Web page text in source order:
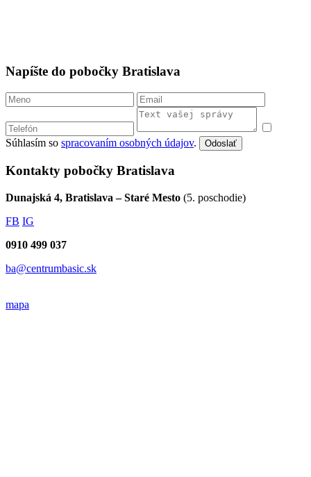
Napíšte do pobočky Bratislava
Súhlasím so spracovaním osobných údajov. Odoslať
Kontakty pobočky Bratislava
Dunajská 4, Bratislava – Staré Mesto (5. poschodie)
FB IG
0910 499 037
ba@centrumbasic.sk
mapa